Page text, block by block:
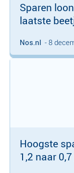
Sparen
laatste
Nos.nl - 8
Hoogste
1,2 naar